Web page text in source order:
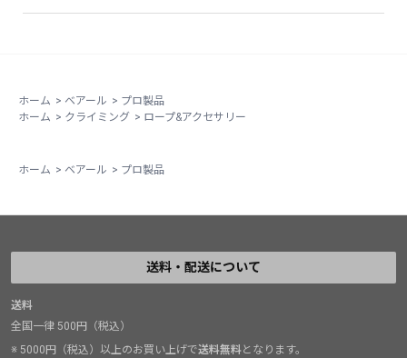
ホーム > ベアール > プロ製品
ホーム > クライミング > ロープ&アクセサリー
ホーム > ベアール > プロ製品
送料・配送について
送料
全国一律 500円（税込）
※ 5000円（税込）以上のお買い上げで送料無料となります。